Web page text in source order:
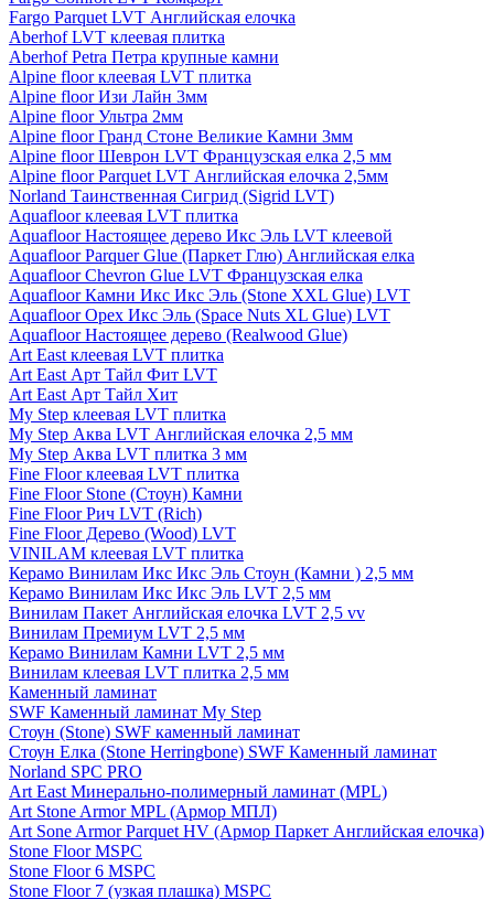
Fargo Parquet LVT Английская елочка
Aberhof LVT клеевая плитка
Aberhof Petra Петра крупные камни
Alpine floor клеевая LVT плитка
Alpine floor Изи Лайн 3мм
Alpine floor Ультра 2мм
Alpine floor Гранд Стоне Великие Камни 3мм
Alpine floor Шеврон LVT Французская елка 2,5 мм
Alpine floor Parquet LVT Английская елочка 2,5мм
Norland Таинственная Сигрид (Sigrid LVT)
Aquafloor клеевая LVT плитка
Aquafloor Настоящее дерево Икс Эль LVT клеевой
Aquafloor Parquer Glue (Паркет Глю) Английская елка
Aquafloor Chevron Glue LVT Французская елка
Aquafloor Камни Икс Икс Эль (Stone XXL Glue) LVT
Aquafloor Орех Икс Эль (Space Nuts XL Glue) LVT
Aquafloor Настоящее дерево (Realwood Glue)
Art East клеевая LVT плитка
Art East Арт Тайл Фит LVT
Art East Арт Тайл Хит
My Step клеевая LVT плитка
My Step Аква LVT Английская елочка 2,5 мм
My Step Аква LVT плитка 3 мм
Fine Floor клеевая LVT плитка
Fine Floor Stone (Стоун) Камни
Fine Floor Рич LVT (Rich)
Fine Floor Дерево (Wood) LVT
VINILAM клеевая LVT плитка
Керамо Винилам Икс Икс Эль Стоун (Камни ) 2,5 мм
Керамо Винилам Икс Икс Эль LVT 2,5 мм
Винилам Пакет Английская елочка LVT 2,5 vv
Винилам Премиум LVT 2,5 мм
Керамо Винилам Камни LVT 2,5 мм
Винилам клеевая LVT плитка 2,5 мм
Каменный ламинат
SWF Каменный ламинат My Step
Стоун (Stone) SWF каменный ламинат
Стоун Елка (Stone Herringbone) SWF Каменный ламинат
Norland SPC PRO
Art East Минерально-полимерный ламинат (MPL)
Art Stone Armor MPL (Армор МПЛ)
Art Sone Armor Parquet HV (Армор Паркет Английская елочка)
Stone Floor MSPC
Stone Floor 6 MSPC
Stone Floor 7 (узкая плашка) MSPC